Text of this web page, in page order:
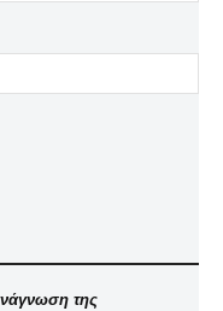
της